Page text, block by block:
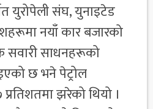
युरोपेली संघ, युनाइटेड
नयाँ कार बजारको
सवारी साधनहरूको
छ भने पेट्रोल
झरेको थियो ।